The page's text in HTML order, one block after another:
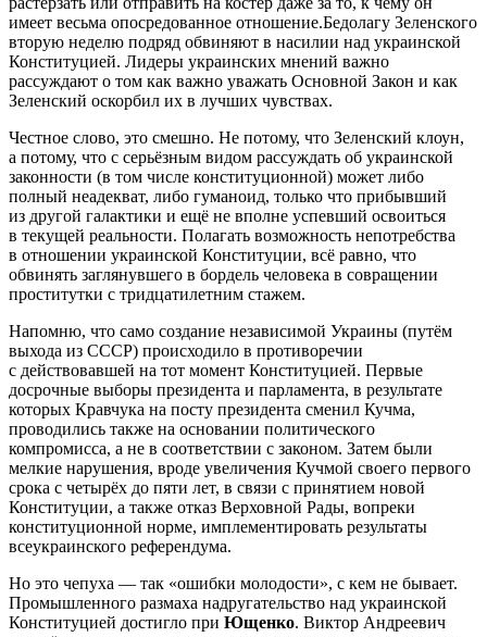
имеет весьма опосредованное отношение.Бедолагу Зеленского
вторую неделю подряд обвиняют в насилии над украинской
Конституцией. Лидеры украинских мнений важно
рассуждают о том как важно уважать Основной Закон и как
Зеленский оскорбил их в лучших чувствах.
Честное слово, это смешно. Не потому, что Зеленский клоун,
а потому, что с серьёзным видом рассуждать об украинской
законности (в том числе конституционной) может либо
полный неадекват, либо гуманоид, только что прибывший
из другой галактики и ещё не вполне успевший освоиться
в текущей реальности. Полагать возможность непотребства
в отношении украинской Конституции, всё равно, что
обвинять заглянувшего в бордель человека в совращении
проститутки с тридцатилетним стажем.
Напомню, что само создание независимой Украины (путём
выхода из СССР) происходило в противоречии
с действовавшей на тот момент Конституцией. Первые
досрочные выборы президента и парламента, в результате
которых Кравчука на посту президента сменил Кучма,
проводились также на основании политического
компромисса, а не в соответствии с законом. Затем были
мелкие нарушения, вроде увеличения Кучмой своего первого
срока с четырёх до пяти лет, в связи с принятием новой
Конституции, а также отказ Верховной Рады, вопреки
конституционной норме, имплементировать результаты
всеукраинского референдума.
Но это чепуха — так «ошибки молодости», с кем не бывает.
Промышленного размаха надругательство над украинской
Конституцией достигло при Ющенко. Виктор Андреевич